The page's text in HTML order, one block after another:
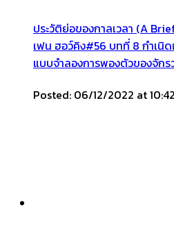
ประวัติย่อของกาลเวลา (A
เฟน ฮอว์คิง#56 บทที่ 8 กำเนิด
แบบจำลองการพองตัวของจักร
Posted: 06/12/2022 at 10:42